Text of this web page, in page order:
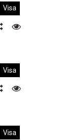
Visa
Visa
Visa